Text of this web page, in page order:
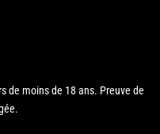
de moins de 18 ans. Preuve de